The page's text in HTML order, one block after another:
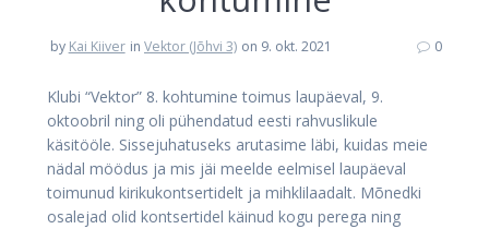
by Kai Kiiver in Vektor (Jõhvi 3) on 9. okt. 2021 0
Klubi “Vektor” 8. kohtumine toimus laupäeval, 9.
oktoobril ning oli pühendatud eesti rahvuslikule
käsitööle. Sissejuhatuseks arutasime läbi, kuidas meie
nädal möödus ja mis jäi meelde eelmisel laupäeval
toimunud kirikukontsertidelt ja mihklilaadalt. Mõnedki
osalejad olid kontsertidel käinud kogu perega ning